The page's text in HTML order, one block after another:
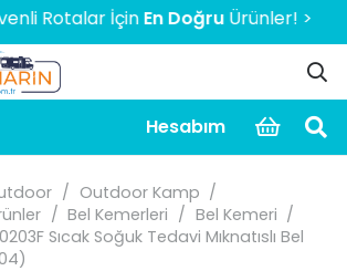
İçinEn DoğruÜrünler! > > > > >
Hesabım
/ Outdoor Kamp /
/ Bel Kemerleri / Bel Kemeri /
Sıcak Soğuk Tedavi Mıknatıslı Bel